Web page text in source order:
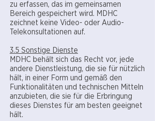
zu erfassen, das im gemeinsamen
Bereich gespeichert wird. MDHC
zeichnet keine Video- oder Audio-
Telekonsultationen auf.
3.5 Sonstige Dienste
MDHC behält sich das Recht vor, jede
andere Dienstleistung, die sie für nützlich
hält, in einer Form und gemäß den
Funktionalitäten und technischen Mitteln
anzubieten, die sie für die Erbringung
dieses Dienstes für am besten geeignet
hält.